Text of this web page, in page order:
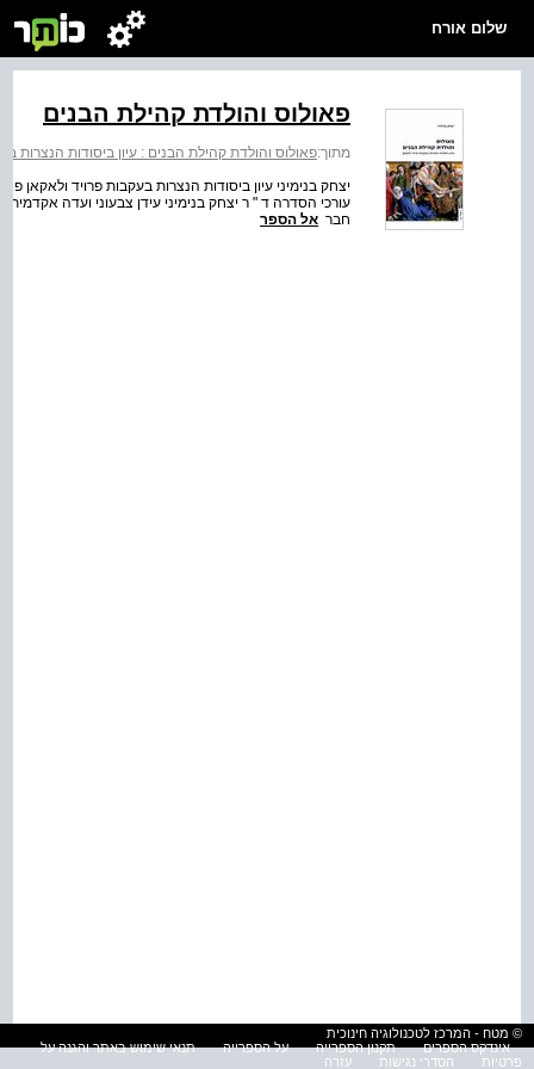
שלום אורח
פאולוס והולדת קהילת הבנים
מתוך:פאולוס והולדת קהילת הבנים : עיון ביסודות הנצרות
יצחק בנימיני עיון ביסודות הנצרות בעקבות פרויד
עורכי הסדרה ד " ר יצחק בנימיני עידן צבעוני ועדה אקדמית
חבר אל הספר
© מטח - המרכז לטכנולוגיה חינוכית
אינדקס הספרים
תקנון הספרייה על הספרייה
תנאי שימוש באתר והגנה על
פרטיות
הסדרי נגישות עזרה